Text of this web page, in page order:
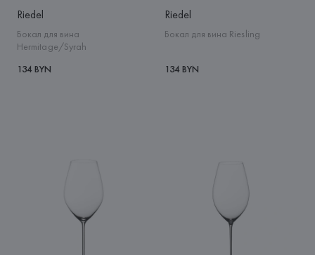
Riedel
Бокал для вина
Hermitage/Syrah
134 BYN
Riedel
Бокал для вина Riesling
134 BYN